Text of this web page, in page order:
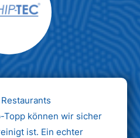
können wir sicher
ist. Ein echter